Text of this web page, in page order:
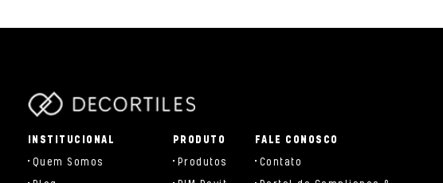
INSTITUCIONAL
Quem Somos
PRODUTO
Produtos
FALE CONOSCO
Contato